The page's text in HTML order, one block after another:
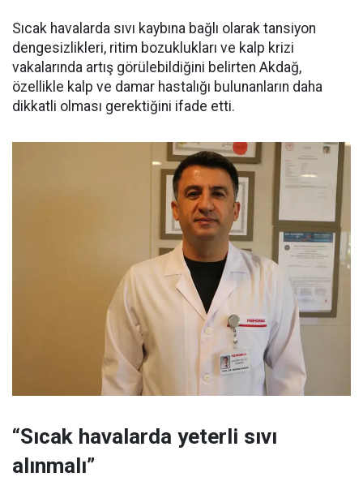
Sıcak havalarda sıvı kaybına bağlı olarak tansiyon
dengesizlikleri, ritim bozuklukları ve kalp krizi
vakalarında artış görülebildiğini belirten Akdağ,
özellikle kalp ve damar hastalığı bulunanların daha
dikkatli olması gerektiğini ifade etti.
“Sıcak havalarda yeterli sıvı
alınmalı”